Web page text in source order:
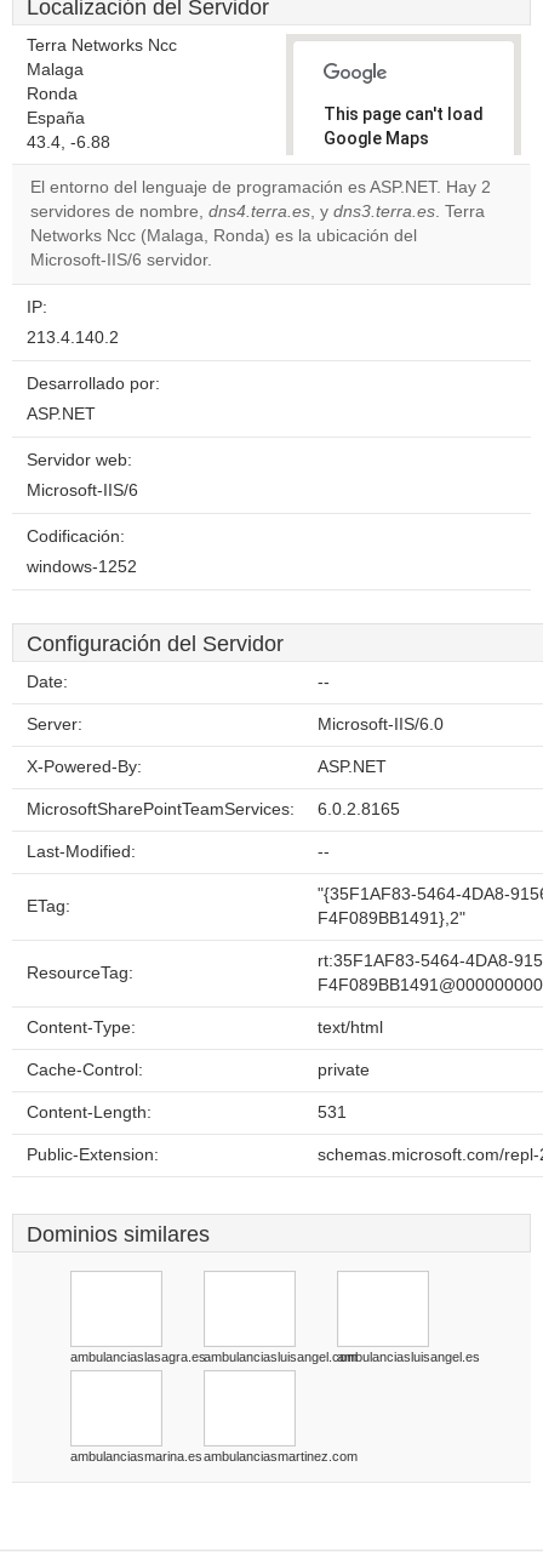
Localización del Servidor
Terra Networks Ncc
Malaga
Ronda
España
43.4, -6.88
This page can't load
Google Maps
correctly.
Do you
own this
El entorno del lenguaje de programación es ASP.NET. Hay 2
servidores de nombre, dns4.terra.es, y dns3.terra.es. Terra
Networks Ncc (Malaga, Ronda) es la ubicación del
Microsoft-IIS/6 servidor.
IP:
213.4.140.2
Desarrollado por:
ASP.NET
Servidor web:
Microsoft-IIS/6
Codificación:
windows-1252
Configuración del Servidor
Date: --
Server: Microsoft-IIS/6.0
X-Powered-By: ASP.NET
MicrosoftSharePointTeamServices: 6.0.2.8165
Last-Modified: --
ETag:
"{35F1AF83-5464-4DA8-
F4F089BB1491},2"
ResourceTag:
rt:35F1AF83-5464-4DA8-
Content-Type: text/html
Cache-Control: private
Content-Length: 531
Public-Extension: schemas.microsoft.com/repl-
Dominios similares
ambulanciaslasagra.esambulanciasluisangel.comambulanciasluisangel.es
ambulanciasmarina.esambulanciasmartinez.com